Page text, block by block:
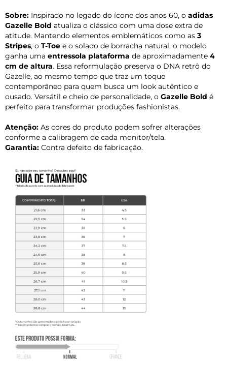
Sobre: Inspirado no legado do ícone dos anos 60, o adidas
Gazelle Bold atualiza o clássico com uma dose extra de
atitude. Mantendo elementos emblemáticos como as 3
Stripes, o T-Toe e o solado de borracha natural, o modelo
ganha uma entressola plataforma de aproximadamente 4
cm de altura. Essa reformulação preserva o DNA retrô do
Gazelle, ao mesmo tempo que traz um toque
contemporâneo para quem busca um look autêntico e
ousado. Versátil e cheio de personalidade, o Gazelle Bold é
perfeito para transformar produções fashionistas.
Atenção: As cores do produto podem sofrer alterações
conforme a calibragem de cada monitor/tela.
Garantia: Contra defeito de fabricação.